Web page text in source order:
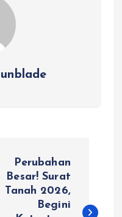
Perubahan
Besar! Surat
Tanah 2026,
Begini